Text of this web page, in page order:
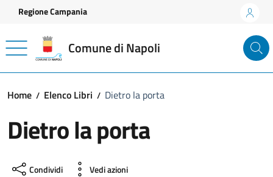
Vai ai contenuti
Vai al footer
Regione Campania
Comune di Napoli
Home Elenco Libri Dietro la porta
Dietro la porta
Condividi Vedi azioni